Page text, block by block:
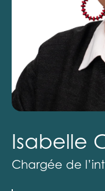
Isabelle
Chargée de